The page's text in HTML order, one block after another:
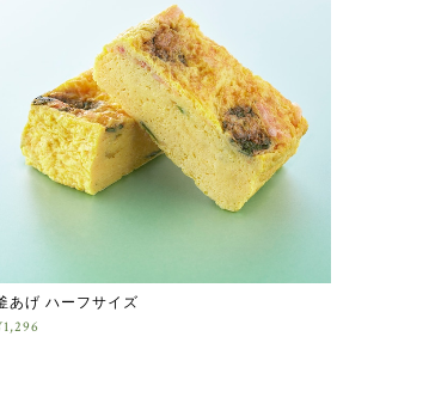
あげ ハーフサイズ